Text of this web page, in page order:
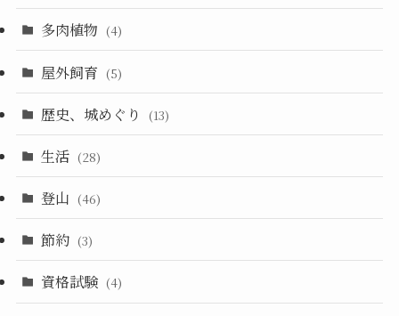
多肉植物 (4)
屋外飼育 (5)
歴史、城めぐり (13)
生活 (28)
登山 (46)
節約 (3)
資格試験 (4)